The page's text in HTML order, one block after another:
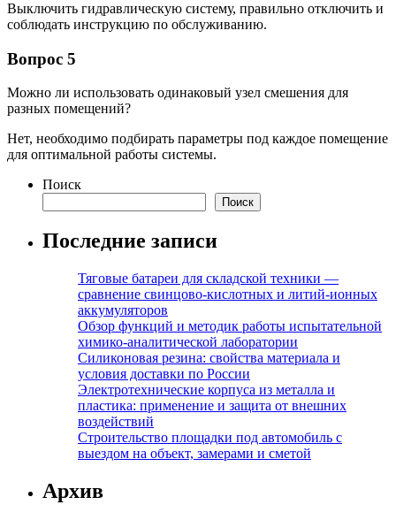
Выключить гидравлическую систему, правильно отключить и
соблюдать инструкцию по обслуживанию.
Вопрос 5
Можно ли использовать одинаковый узел смешения для
разных помещений?
Нет, необходимо подбирать параметры под каждое помещение
для оптимальной работы системы.
Поиск
Поиск
Последние записи
Тяговые батареи для складской техники —
сравнение свинцово-кислотных и литий-ионных
аккумуляторов
Обзор функций и методик работы испытательной
химико-аналитической лаборатории
Силиконовая резина: свойства материала и
условия доставки по России
Электротехнические корпуса из металла и
пластика: применение и защита от внешних
воздействий
Строительство площадки под автомобиль с
выездом на объект, замерами и сметой
Архив